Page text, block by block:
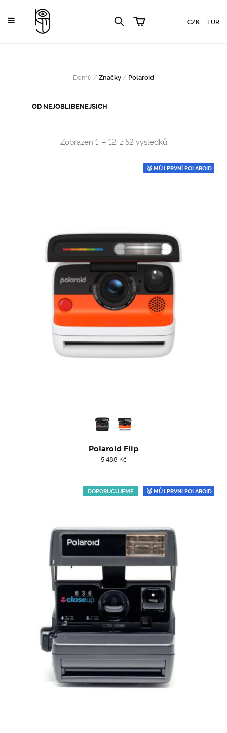
CZK EUR
Domů / Značky / Polaroid
Zobrazen 1. – 12. z 52 výsledkůSorted
popularity
🥇 MŮJ PRVNÍ POLAROID
Polaroid Flip
5 488 Kč
DOPORUČUJEME 🥇 MŮJ PRVNÍ POLAROID